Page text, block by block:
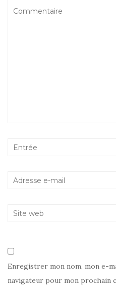
Enregistrer mon nom, mon e-
navigateur pour mon prochain